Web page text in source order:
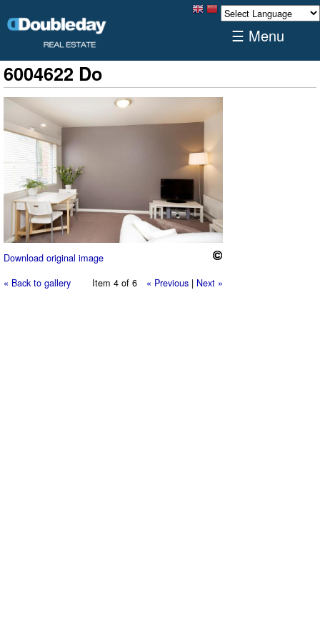
☰ Menu
6004622 Do
Download original image
« Back to gallery
Item 4 of 6 « Previous| Next »